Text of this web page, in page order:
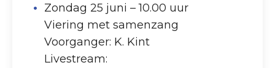
Zondag 25 juni – 10.00 uur
Viering met samenzang
Voorganger: K. Kint
Livestream: